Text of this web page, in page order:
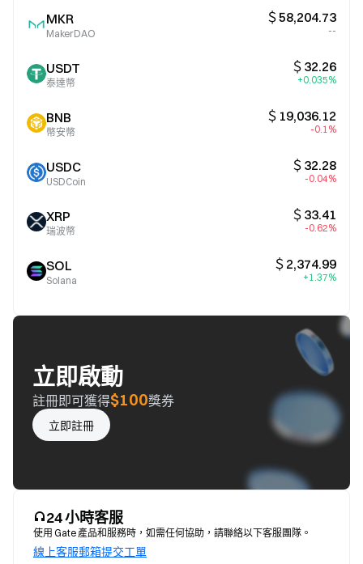
MKR
MakerDAO
＄58,204.73
--
USDT
泰達幣
＄32.26
+0.035%
BNB
幣安幣
＄19,036.12
-0.1%
USDC
USDCoin
＄32.28
-0.04%
XRP
瑞波幣
＄33.41
-0.62%
SOL
Solana
＄2,374.99
+1.37%
立即啟動
註冊即可獲得$100獎券
立即註冊
24 小時客服
使用 Gate 產品和服務時，如需任何協助，請聯絡以下客服團隊。
線上客服郵箱提交工單